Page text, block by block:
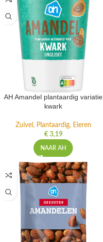
AH Amandel plantaardig variatie
kwark
Zuivel, Plantaardig, Eieren
€3,19
NAAR AH